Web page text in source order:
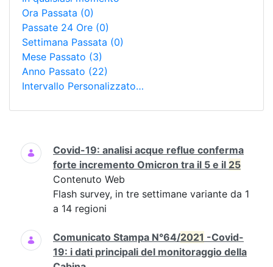
Ora Passata (0)
Passate 24 Ore (0)
Settimana Passata (0)
Mese Passato (3)
Anno Passato (22)
Intervallo Personalizzato…
Ricerca
Covid-19: analisi acque reflue conferma
forte incremento Omicron tra il 5 e il 25
Contenuto Web
Flash survey, in tre settimane variante da 1
a 14 regioni
Comunicato Stampa N°64/2021 -Covid-
19: i dati principali del monitoraggio della